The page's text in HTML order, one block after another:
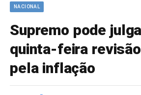
NACIONAL
Supremo pode
quinta-feira
pela inflação